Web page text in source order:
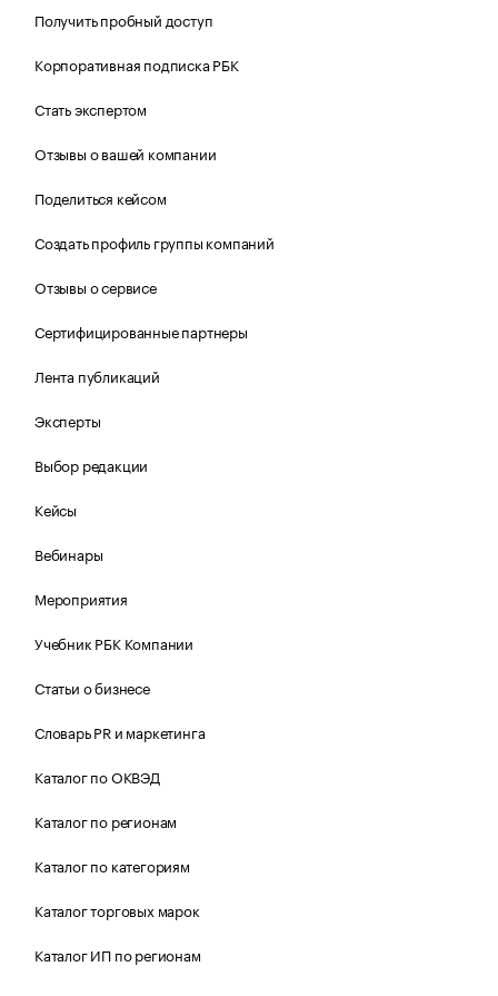
Получить пробный доступ
Корпоративная подписка РБК
Стать экспертом
Отзывы о вашей компании
Поделиться кейсом
Создать профиль группы компаний
Отзывы о сервисе
Сертифицированные партнеры
Лента публикаций
Эксперты
Выбор редакции
Кейсы
Вебинары
Мероприятия
Учебник РБК Компании
Статьи о бизнесе
Словарь PR и маркетинга
Каталог по ОКВЭД
Каталог по регионам
Каталог по категориям
Каталог торговых марок
Каталог ИП по регионам